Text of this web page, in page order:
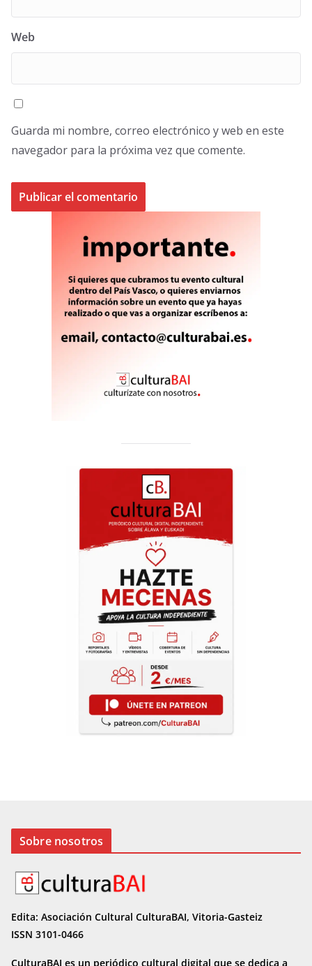
Web
Guarda mi nombre, correo electrónico y web en este
navegador para la próxima vez que comente.
Sobre nosotros
Edita: Asociación Cultural CulturaBAI, Vitoria-Gasteiz
ISSN 3101-0466
CulturaBAI es un periódico cultural digital que se dedica a